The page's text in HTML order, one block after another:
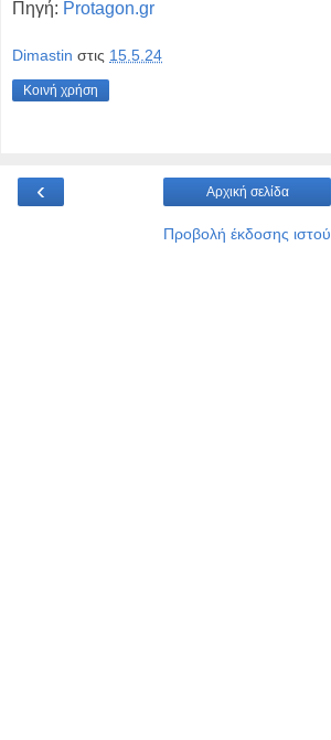
Πηγή: Protagon.gr
Dimastin στις 15.5.24
Κοινή χρήση
‹ Αρχική σελίδα
Προβολή έκδοσης ιστού